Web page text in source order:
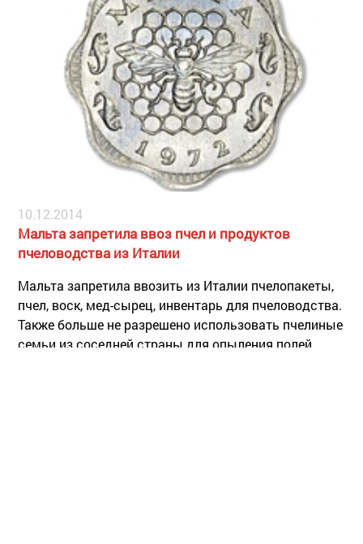
10.12.2014
Мальта запретила ввоз пчел и продуктов
пчеловодства из Италии
Мальта запретила ввозить из Италии пчелопакеты,
пчел, воск, мед-сырец, инвентарь для пчеловодства.
Также больше не разрешено использовать пчелиные
семьи из соседней страны для опыления полей